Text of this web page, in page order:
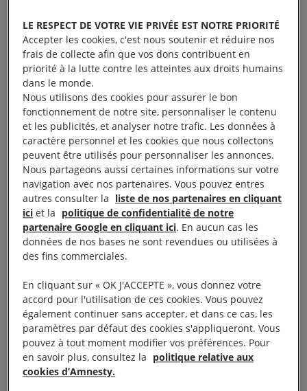
échanger avec les militantes du groupe local des
vallées des Paillons au forum des associations à
Berre Les Alpes. Vous pourrez prendre
connaissance des activités du groupe, signer des
pétitions et vous informer sur Amnesty International,
LE RESPECT DE VOTRE VIE PRIVÉE EST NOTRE PRIORITÉ
Accepter les cookies, c'est nous soutenir et réduire nos
frais de collecte afin que vos dons contribuent en
priorité à la lutte contre les atteintes aux droits humains
dans le monde.
Nous utilisons des cookies pour assurer le bon
fonctionnement de notre site, personnaliser le contenu
et les publicités, et analyser notre trafic. Les données à
caractère personnel et les cookies que nous collectons
peuvent être utilisés pour personnaliser les annonces.
Nous partageons aussi certaines informations sur votre
navigation avec nos partenaires. Vous pouvez entres
autres consulter la liste de nos partenaires en cliquant
ici et la politique de confidentialité de notre
partenaire Google en cliquant ici. En aucun cas les
données de nos bases ne sont revendues ou utilisées à
des fins commerciales.
En cliquant sur « OK J'ACCEPTE », vous donnez votre
accord pour l'utilisation de ces cookies. Vous pouvez
également continuer sans accepter, et dans ce cas, les
paramètres par défaut des cookies s'appliqueront. Vous
pouvez à tout moment modifier vos préférences. Pour
en savoir plus, consultez la politique relative aux
cookies d’Amnesty.